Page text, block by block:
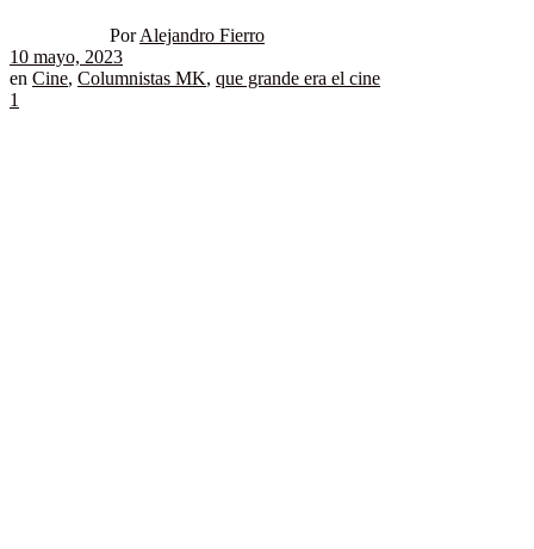
PorAlejandro Fierro
10 mayo, 2023
en Cine, Columnistas MK, que grande era el cine
1